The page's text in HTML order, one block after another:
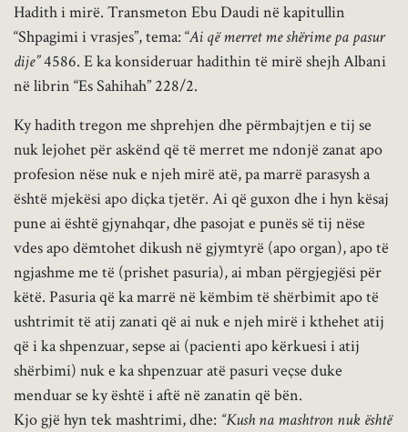
Hadith i mirë. Transmeton Ebu Daudi në kapitullin
“Shpagimi i vrasjes”, tema: “Ai që merret me shërime pa pasur
dije”4586. E ka konsideruar hadithin të mirë shejh Albani
në librin “Es Sahihah” 228/2.
Ky hadith tregon me shprehjen dhe përmbajtjen e tij se
nuk lejohet për askënd që të merret me ndonjë zanat apo
profesion nëse nuk e njeh mirë atë, pa marrë parasysh a
është mjekësi apo diçka tjetër. Ai që guxon dhe i hyn kësaj
pune ai është gjynahqar, dhe pasojat e punës së tij nëse
vdes apo dëmtohet dikush në gjymtyrë (apo organ), apo të
ngjashme me të (prishet pasuria), ai mban përgjegjësi për
këtë. Pasuria që ka marrë në këmbim të shërbimit apo të
ushtrimit të atij zanati që ai nuk e njeh mirë i kthehet atij
që i ka shpenzuar, sepse ai (pacienti apo kërkuesi i atij
shërbimi) nuk e ka shpenzuar atë pasuri veçse duke
menduar se ky është i aftë në zanatin që bën.
Kjo gjë hyn tek mashtrimi, dhe: “Kush na mashtron nuk është